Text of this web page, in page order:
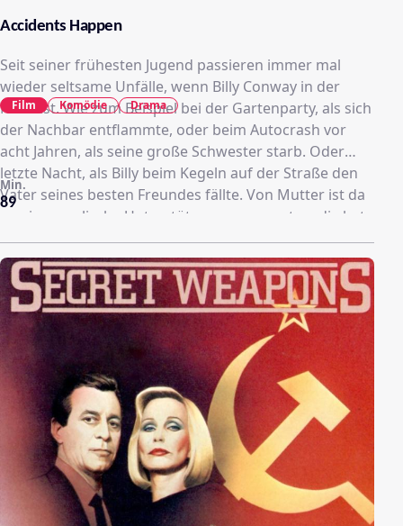
Accidents Happen
Seit seiner frühesten Jugend passieren immer mal
wieder seltsame Unfälle, wenn Billy Conway in der
Nähe ist. Wie zum Beispiel bei der Gartenparty, als sich
der Nachbar entflammte, oder beim Autocrash vor
acht Jahren, als seine große Schwester starb. Oder
letzte Nacht, als Billy beim Kegeln auf der Straße den
Vater seines besten Freundes fällte. Von Mutter ist da
wenig moralische Unterstützung zu erwarten, die hat
ihre eigenen Päckchen zu tragen und könnte mal
wieder einen Mann gebrauchen, nach so viel Pech.
Billy beschließt, ihr zu helfen.
89
Min.
Film Komödie Drama